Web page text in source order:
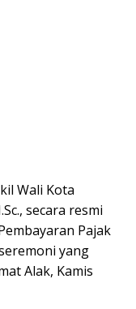
Wali Kota
secara resmi
Pajak
yang
Alak, Kamis